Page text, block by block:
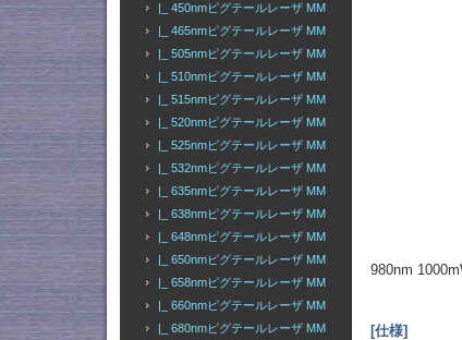
|_ 450nmピグテールレーザ MM
|_ 465nmピグテールレーザ MM
|_ 505nmピグテールレーザ MM
|_ 510nmピグテールレーザ MM
|_ 515nmピグテールレーザ MM
|_ 520nmピグテールレーザ MM
|_ 525nmピグテールレーザ MM
|_ 532nmピグテールレーザ MM
|_ 635nmピグテールレーザ MM
|_ 638nmピグテールレーザ MM
|_ 648nmピグテールレーザ MM
|_ 650nmピグテールレーザ MM
|_ 658nmピグテールレーザ MM
|_ 660nmピグテールレーザ MM
|_ 680nmピグテールレーザ MM
980nm
[仕様]